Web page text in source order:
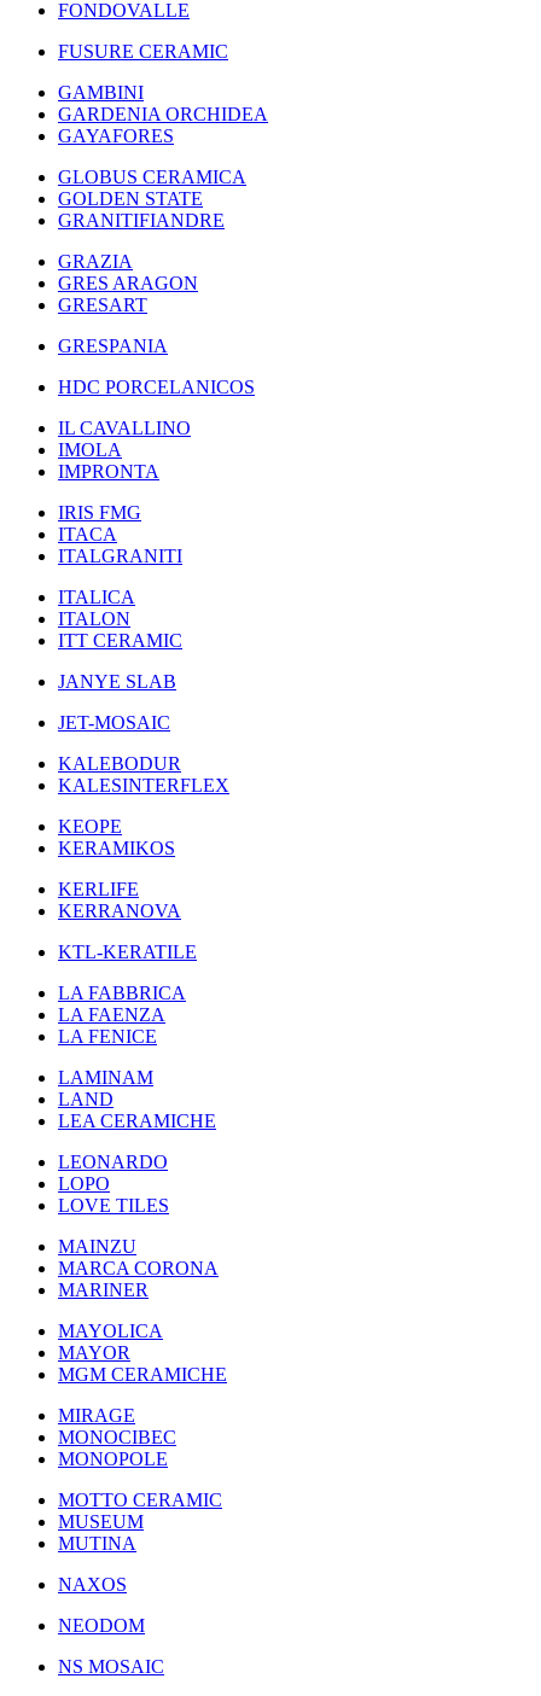
FONDOVALLE
FUSURE CERAMIC
GAMBINI
GARDENIA ORCHIDEA
GAYAFORES
GLOBUS CERAMICA
GOLDEN STATE
GRANITIFIANDRE
GRAZIA
GRES ARAGON
GRESART
GRESPANIA
HDC PORCELANICOS
IL CAVALLINO
IMOLA
IMPRONTA
IRIS FMG
ITACA
ITALGRANITI
ITALICA
ITALON
ITT CERAMIC
JANYE SLAB
JET-MOSAIC
KALEBODUR
KALESINTERFLEX
KEOPE
KERAMIKOS
KERLIFE
KERRANOVA
KTL-KERATILE
LA FABBRICA
LA FAENZA
LA FENICE
LAMINAM
LAND
LEA CERAMICHE
LEONARDO
LOPO
LOVE TILES
MAINZU
MARCA CORONA
MARINER
MAYOLICA
MAYOR
MGM CERAMICHE
MIRAGE
MONOCIBEC
MONOPOLE
MOTTO CERAMIC
MUSEUM
MUTINA
NAXOS
NEODOM
NS MOSAIC